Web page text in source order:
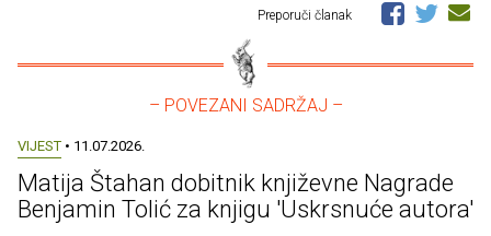
Preporuči članak
– POVEZANI SADRŽAJ –
VIJEST • 11.07.2026.
Matija Štahan dobitnik književne Nagrade
Benjamin Tolić za knjigu 'Uskrsnuće autora'